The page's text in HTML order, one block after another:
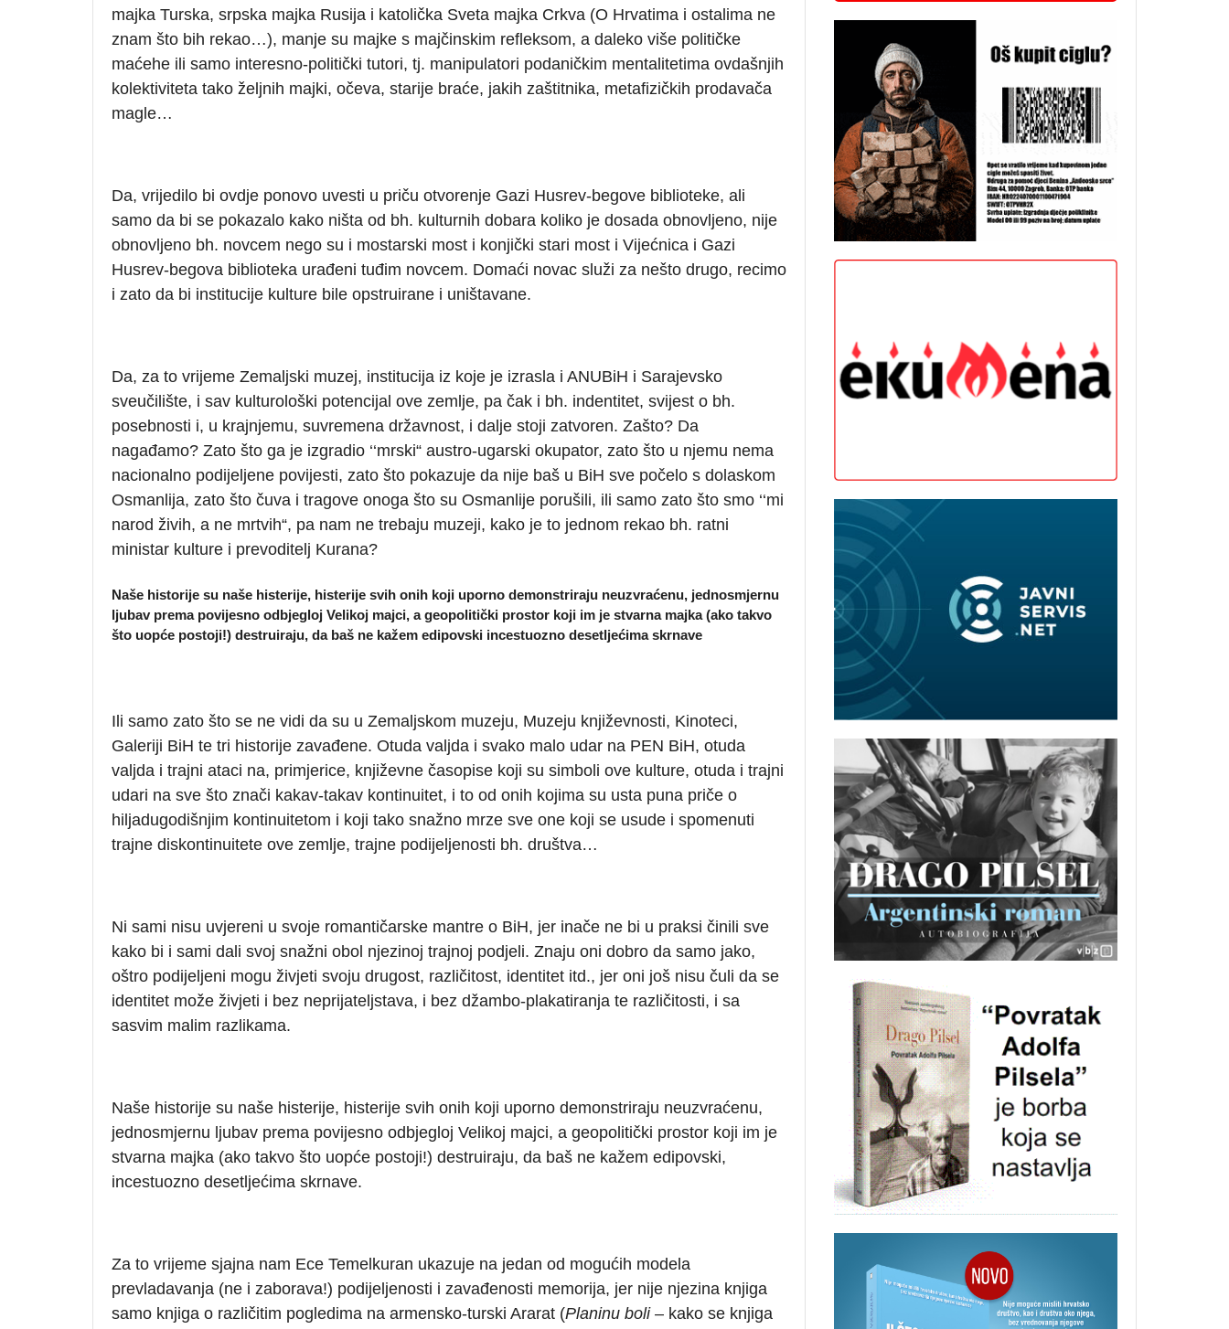
majka Turska, srpska majka Rusija i katolička Sveta majka Crkva (O Hrvatima i ostalima ne
znam što bih rekao…), manje su majke s majčinskim refleksom, a daleko više političke
maćehe ili samo interesno-politički tutori, tj. manipulatori podaničkim mentalitetima ovdašnjih
kolektiviteta tako željnih majki, očeva, starije braće, jakih zaštitnika, metafizičkih prodavača
magle…
Da, vrijedilo bi ovdje ponovo uvesti u priču otvorenje Gazi Husrev-begove biblioteke, ali
samo da bi se pokazalo kako ništa od bh. kulturnih dobara koliko je dosada obnovljeno, nije
obnovljeno bh. novcem nego su i mostarski most i konjički stari most i Vijećnica i Gazi
Husrev-begova biblioteka urađeni tuđim novcem. Domaći novac služi za nešto drugo, recimo
i zato da bi institucije kulture bile opstruirane i uništavane.
Da, za to vrijeme Zemaljski muzej, institucija iz koje je izrasla i ANUBiH i Sarajevsko
sveučilište, i sav kulturološki potencijal ove zemlje, pa čak i bh. indentitet, svijest o bh.
posebnosti i, u krajnjemu, suvremena državnost, i dalje stoji zatvoren. Zašto? Da
nagađamo? Zato što ga je izgradio ‘‘mrski“ austro-ugarski okupator, zato što u njemu nema
nacionalno podijeljene povijesti, zato što pokazuje da nije baš u BiH sve počelo s dolaskom
Osmanlija, zato što čuva i tragove onoga što su Osmanlije porušili, ili samo zato što smo ‘‘mi
narod živih, a ne mrtvih“, pa nam ne trebaju muzeji, kako je to jednom rekao bh. ratni
ministar kulture i prevoditelj Kurana?
Naše historije su naše histerije, histerije svih onih koji uporno demonstriraju neuzvraćenu, jednosmjernu
ljubav prema povijesno odbjegloj Velikoj majci, a geopolitički prostor koji im je stvarna majka (ako takvo
što uopće postoji!) destruiraju, da baš ne kažem edipovski incestuozno desetljećima skrnave
Ili samo zato što se ne vidi da su u Zemaljskom muzeju, Muzeju književnosti, Kinoteci,
Galeriji BiH te tri historije zavađene. Otuda valjda i svako malo udar na PEN BiH, otuda
valjda i trajni ataci na, primjerice, književne časopise koji su simboli ove kulture, otuda i trajni
udari na sve što znači kakav-takav kontinuitet, i to od onih kojima su usta puna priče o
hiljadugodišnjim kontinuitetom i koji tako snažno mrze sve one koji se usude i spomenuti
trajne diskontinuitete ove zemlje, trajne podijeljenosti bh. društva…
Ni sami nisu uvjereni u svoje romantičarske mantre o BiH, jer inače ne bi u praksi činili sve
kako bi i sami dali svoj snažni obol njezinoj trajnoj podjeli. Znaju oni dobro da samo jako,
oštro podijeljeni mogu živjeti svoju drugost, različitost, identitet itd., jer oni još nisu čuli da se
identitet može živjeti i bez neprijateljstava, i bez džambo-plakatiranja te različitosti, i sa
sasvim malim razlikama.
Naše historije su naše histerije, histerije svih onih koji uporno demonstriraju neuzvraćenu,
jednosmjernu ljubav prema povijesno odbjegloj Velikoj majci, a geopolitički prostor koji im je
stvarna majka (ako takvo što uopće postoji!) destruiraju, da baš ne kažem edipovski,
incestuozno desetljećima skrnave.
Za to vrijeme sjajna nam Ece Temelkuran ukazuje na jedan od mogućih modela
prevladavanja (ne i zaborava!) podijeljenosti i zavađenosti memorija, jer nije njezina knjiga
samo knjiga o različitim pogledima na armensko-turski Ararat (Planinu boli– kako se knjiga